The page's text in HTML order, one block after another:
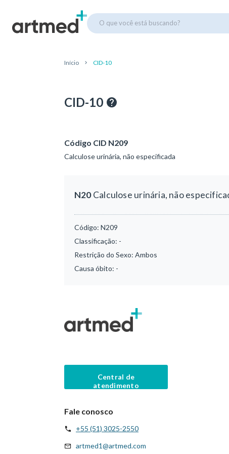
O que você está buscando?
Início CID-10
CID-10
Código CID N209
Calculose urinária, não especificada
N20Calculose urinária, não
Código: N209
Classificação: -
Restrição do Sexo: Ambos
Causa óbito: -
Central de
atendimento
Fale conosco
+55 (51) 3025-2550
artmed1@artmed.com